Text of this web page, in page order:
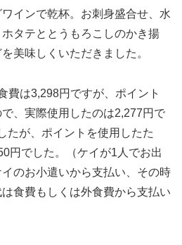
インで乾杯。お刺身盛合せ、水
タテととうもろこしのかき揚
美味しくいただきました。
は3,298円ですが、ポイント
、実際使用したのは2,277円で
たが、ポイントを使用したた
円でした。（ケイが1人でお出
のお小遣いから支払い、その時
食費もしくは外食費から支払い